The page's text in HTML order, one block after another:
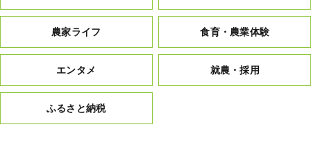
農家ライフ 食育・農業体験
エンタメ 就農・採用
ふるさと納税